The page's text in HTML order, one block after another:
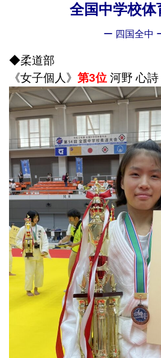
全国中学校体
ー 四国全中
◆柔道部
《女子個人》 第3位 河野 心詩